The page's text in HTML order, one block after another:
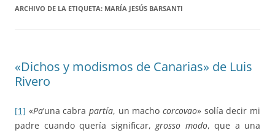
ARCHIVO DE LA ETIQUETA: MARÍA JESÚS BARSANTI
«Dichos y modismos de Canarias» de Luis
Rivero
[1] «Pa’una cabrapartía, un machocorcovao» solía decir mi
padre cuando quería significar, grosso modo, que a una